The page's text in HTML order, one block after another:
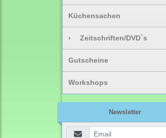
Küchensachen
› Zeitschriften/DVD`s
Gutscheine
Workshops
Newsletter